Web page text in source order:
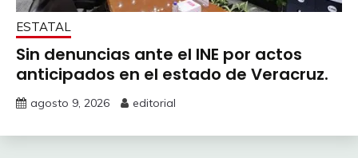
ESTATAL
Sin denuncias ante el INE por actos
anticipados en el estado de Veracruz.
agosto 9, 2026 editorial